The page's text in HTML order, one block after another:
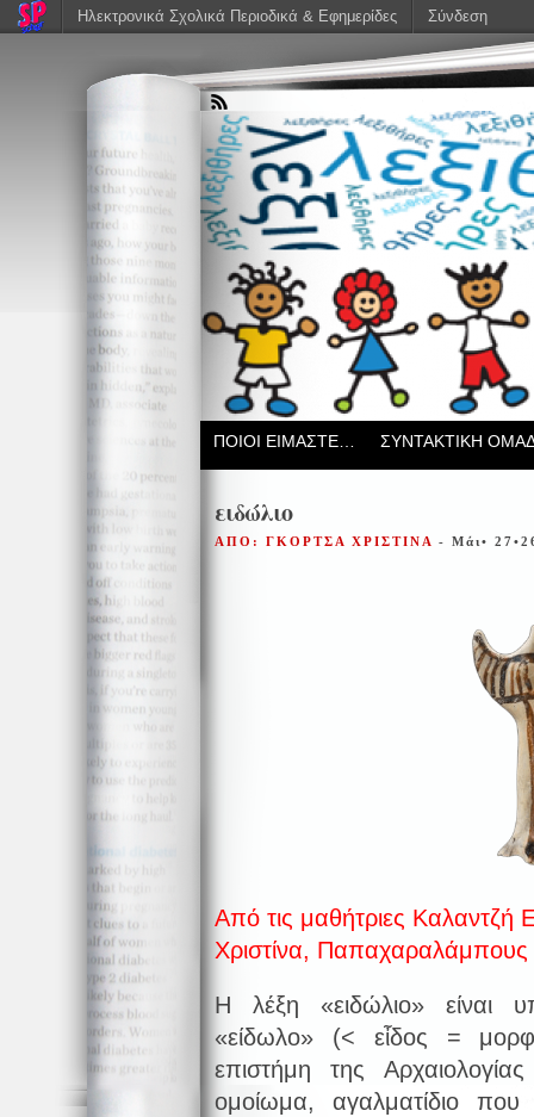
ΠΟΙΟΙ ΕΙΜΑΣΤΕ… ΣΥΝΤΑΚΤΙΚΗ
ειδώλιο
ΑΠΟ: ΓΚΟΡΤΣΑ ΧΡΙΣΤΙΝΑ - Μάι•
Από τις μαθήτριες Καλαντζή
Χριστίνα,
Η λέξη «ειδώλιο» είναι
«είδωλο» (< εἶδος =
επιστήμη της
ομοίωμα, αγαλματίδιο
Ηλεκτρονικά Σχολικά Περιοδικά & Εφημερίδες Σύνδεση